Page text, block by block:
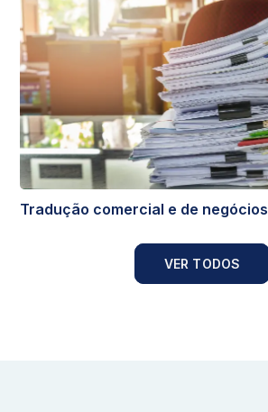
Tradução comercial e de negócios
VER TODOS